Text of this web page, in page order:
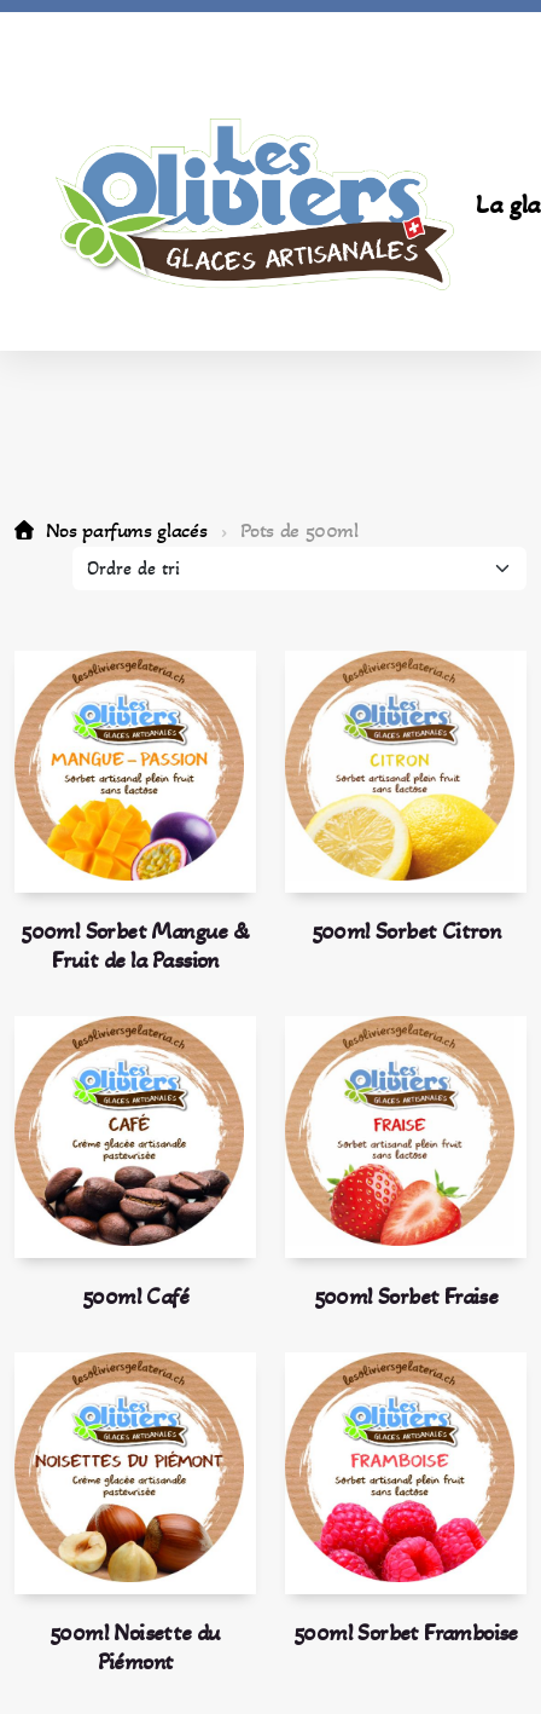
La
Nos parfums glacés Pots de 500ml
500ml Sorbet Mangue &
Fruit de la Passion
500ml Sorbet Citron
500ml Café 500ml Sorbet Fraise
500ml Noisette du
Piémont
500ml Sorbet Framboise